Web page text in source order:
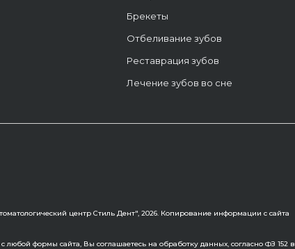
Брекеты
Отбеливание зубов
Реставрация зубов
Лечение зубов во сне
центр Стиль Дент", 2026. Копирование информации с сайта
любой формы сайта, Вы соглашаетесь на обработку данных, согласно ФЗ 152 в